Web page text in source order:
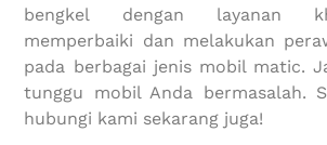
bengkel dengan layanan
memperbaiki dan melakukan
pada berbagai jenis mobil matic.
tunggu mobil Anda bermasalah.
hubungi kami sekarang juga!